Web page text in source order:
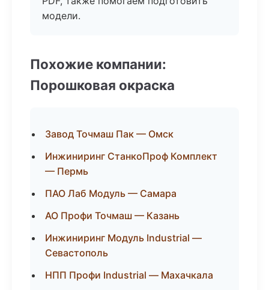
модели.
Похожие компании:
Порошковая окраска
Завод Точмаш Пак — Омск
Инжиниринг СтанкоПроф Комплект
— Пермь
ПАО Лаб Модуль — Самара
АО Профи Точмаш — Казань
Инжиниринг Модуль Industrial —
Севастополь
НПП Профи Industrial — Махачкала